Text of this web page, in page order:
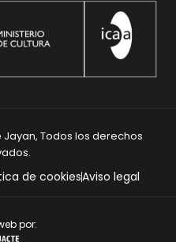
Todos los derechos
de cookiesAviso legal
por: